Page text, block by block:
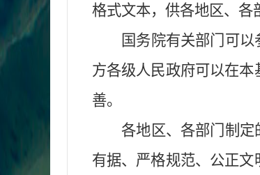
格式文本，供各地区、各
国务院有关部门可
方各级人民政府可以在
善。
各地区、各部门制
有据、严格规范、公正文